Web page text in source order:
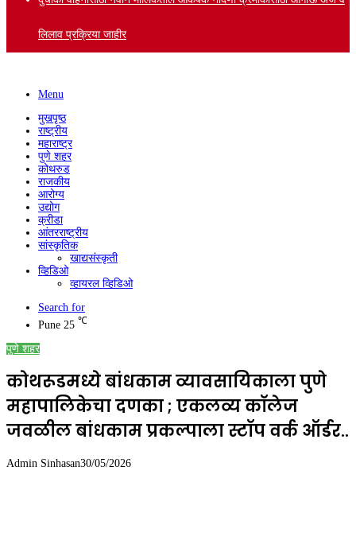
लिलाव प्रक्रिया जाहीर
Menu
मुखपृष्ठ
राष्ट्रीय
महाराष्ट्र
पुणे शहर
कोथरुड
राजकीय
आरोग्य
उद्योग
क्रीडा
आंतरराष्ट्रीय
सांस्कृतिक
खाद्यसंस्कृती
व्हिडिओ
व्हायरल व्हिडिओ
Search for
Pune 25 ℃
पुणे शहर
कोथरूडमध्ये बांधकाम व्यावसायिकाला पुणे
महापालिकेचा दणका ; एकलव्य कॉलेज
जवळील बांधकाम प्रकल्पाला स्टॉप वर्क ऑर्डर..
Admin Sinhasan30/05/2026